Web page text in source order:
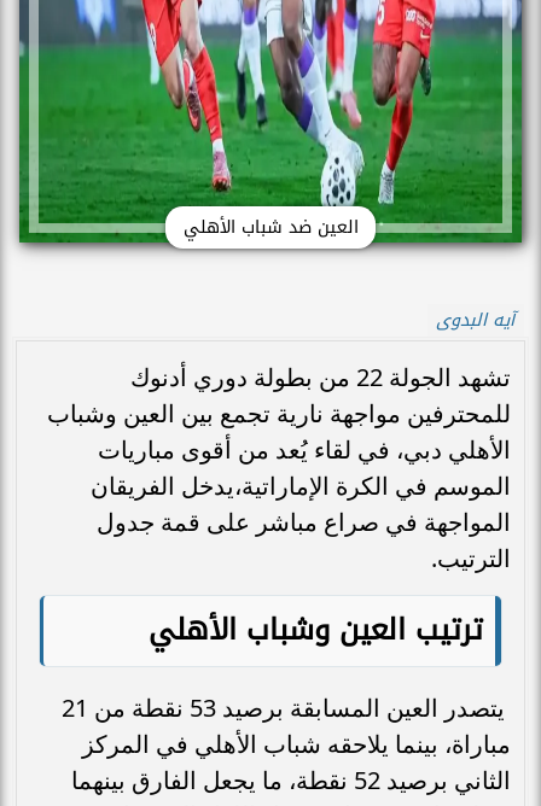
العين ضد شباب الأهلي
آيه البدوى
تشهد الجولة 22 من بطولة دوري أدنوك
للمحترفين مواجهة نارية تجمع بين العين وشباب
الأهلي دبي، في لقاء يُعد من أقوى مباريات
الموسم في الكرة الإماراتية،يدخل الفريقان
المواجهة في صراع مباشر على قمة جدول
الترتيب.
ترتيب العين وشباب الأهلي
يتصدر العين المسابقة برصيد 53 نقطة من 21
مباراة، بينما يلاحقه شباب الأهلي في المركز
الثاني برصيد 52 نقطة، ما يجعل الفارق بينهما